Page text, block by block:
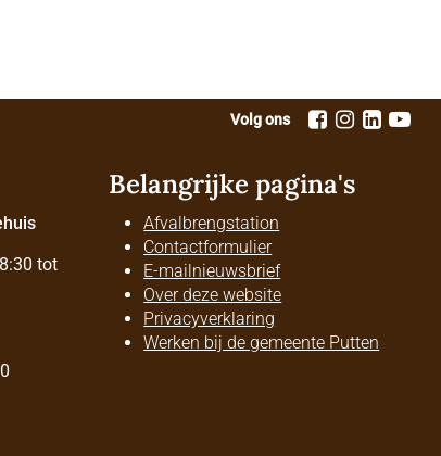
Volg ons
tot
Belangrijke pagina's
Afvalbrengstation
Contactformulier
E-mailnieuwsbrief
Over deze website
Privacyverklaring
Werken bij de gemeente Putten